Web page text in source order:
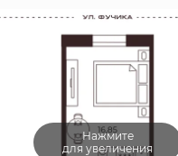
Нажмите
для увеличения